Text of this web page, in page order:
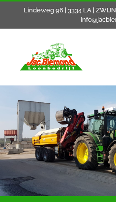
Lindeweg 96 | 3334 LA |